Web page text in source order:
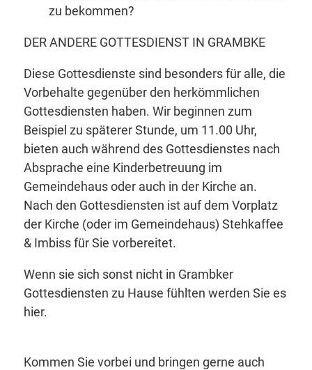
zu bekommen?
DER ANDERE GOTTESDIENST IN GRAMBKE
Diese Gottesdienste sind besonders für alle, die
Vorbehalte gegenüber den herkömmlichen
Gottesdiensten haben. Wir beginnen zum
Beispiel zu späterer Stunde, um 11.00 Uhr,
bieten auch während des Gottesdienstes nach
Absprache eine Kinderbetreuung im
Gemeindehaus oder auch in der Kirche an.
Nach den Gottesdiensten ist auf dem Vorplatz
der Kirche (oder im Gemeindehaus) Stehkaffee
& Imbiss für Sie vorbereitet.
Wenn sie sich sonst nicht in Grambker
Gottesdiensten zu Hause fühlten werden Sie es
hier.
Kommen Sie vorbei und bringen gerne auch